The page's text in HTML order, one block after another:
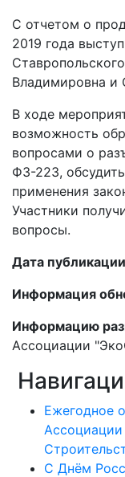
С отчетом о
2019 года
Владимировна и
В ходе
возможность
вопросами о
ФЗ-223,
применения
Участники
вопросы.
Дата
Информация
Информацию
Ассоциации
Ежегодное
Ассоциации
С Днём